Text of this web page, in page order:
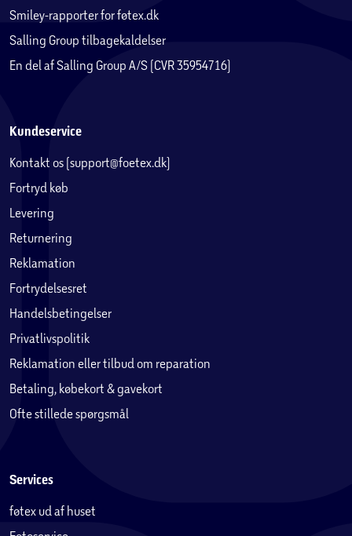
Smiley-rapporter for føtex.dk
Salling Group tilbagekaldelser
En del af Salling Group A/S (CVR 35954716)
Kundeservice
Kontakt os (support@foetex.dk)
Fortryd køb
Levering
Returnering
Reklamation
Fortrydelsesret
Handelsbetingelser
Privatlivspolitik
Reklamation eller tilbud om reparation
Betaling, købekort & gavekort
Ofte stillede spørgsmål
Services
føtex ud af huset